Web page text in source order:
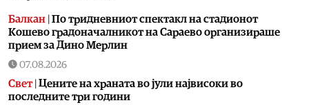
Балкан По тридневниот спектакл на стадионот
Кошево градоначалникот на Сараево организираше
прием за Дино Мерлин
07.08.2026
Свет| Цените на храната во јули највисоки во
последните три години